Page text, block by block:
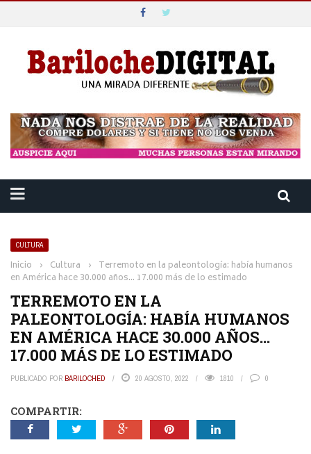
CULTURA
Inicio › Cultura › Terremoto en la paleontología: había humanos
en América hace 30.000 años… 17.000 más de lo estimado
TERREMOTO EN LA
PALEONTOLOGÍA: HABÍA HUMANOS
EN AMÉRICA HACE 30.000 AÑOS…
17.000 MÁS DE LO ESTIMADO
PUBLICADO POR BARILOCHED 20 AGOSTO, 2022 1810 0
COMPARTIR: